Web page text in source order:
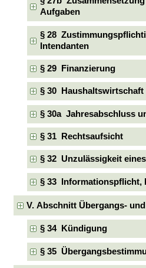
Aufgaben
§ 28
Intendanten
§ 29 Finanzierung
§ 30 Haushaltswirtschaft
§ 30a Jahresabschluss
§ 31 Rechtsaufsicht
§ 32 Unzulässigkeit
§ 33 Informationspflicht,
V. Abschnitt Übergangs-
§ 34 Kündigung
§ 35